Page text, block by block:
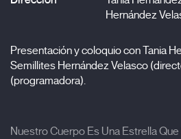
Hernández
Presentación y coloquio con Tania
Semillites Hernández Velasco
(programadora).
Nuestro Cuerpo Es Una Estrella